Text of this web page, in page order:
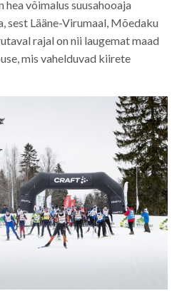
võimalus suusahooaja
sest Lääne-Virumaal, Mõedaku
rajal on nii laugemat maad
mis vahelduvad kiirete